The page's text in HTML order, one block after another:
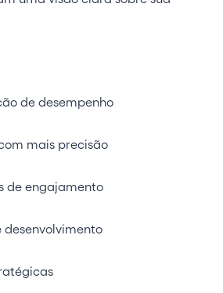
de desempenho
mais precisão
de engajamento
desenvolvimento